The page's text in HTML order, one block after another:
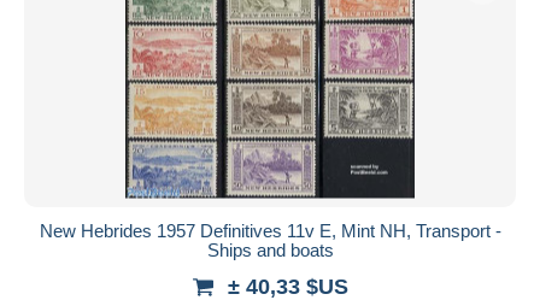
New Hebrides 1957 Definitives 11v E, Mint NH, Transport -
Ships and boats
± 40,33 $US